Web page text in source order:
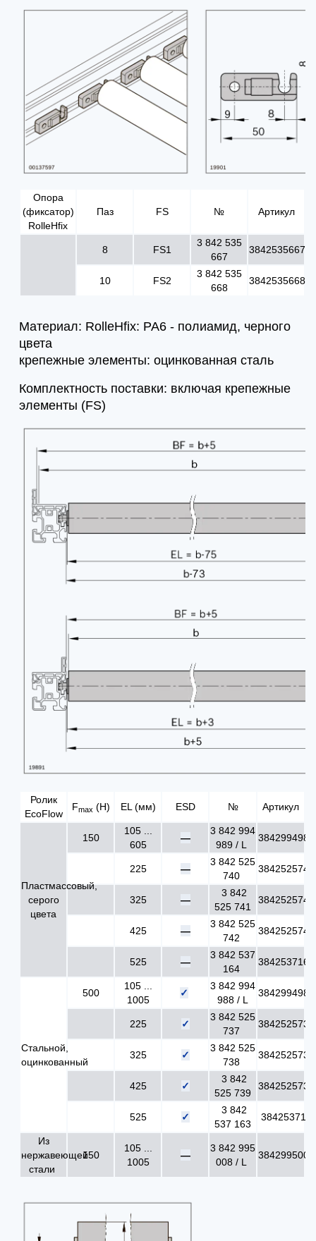
Опора
(фиксатор)
RolleНfix
Паз FS № Артикул
8 FS1
3 842 535
667
3842535667
10 FS2
3 842 535
668
3842535668
Материал: RolleНfix: PA6 - полиамид, черного
цвета
крепежные элементы: оцинкованная сталь
Комплектность поставки: включая крепежные
элементы (FS)
Ролик
EcoFlow
Fmax (Н) EL (мм) ESD № Артикул
Пластмассовый,
серого
цвета
150
105 ...
605
—
3 842 994
989 / L
3842994989
225 —
3 842 525
740
3842525740
325 —
3 842
525 741
3842525741
425 —
3 842 525
742
3842525742
525 —
3 842 537
164
3842537164
Стальной,
оцинкованный
500
105 ...
1005
✓
3 842 994
988 / L
3842994988
225 ✓
3 842 525
737
325 ✓
3 842 525
738
425 ✓
3 842
525 739
525 ✓
3 842
537 163
Из
нержавеющей
стали
150
105 ...
1005
—
3 842 995
008 / L